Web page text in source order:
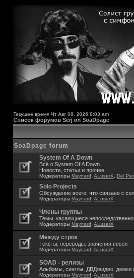
Текущее время Чт Авг 06, 2026 8:03 am
Список форумов Serj on SoaDpage
SoaDpage forum
System Of A Down
Всё о System Of A Down.
Новости, статьи и прочее.
Модераторы Maynard ALuserX Del
Solo Projects
Обсуждение всего, что связано с
Модераторы Maynard ALuserX
Члены группы
Темы, касающиеся непосредственно
Модераторы Maynard ALuserX
Между строк
Тексты, переводы. значения песен
Модераторы Maynard ALuserX
SOAD - релизы
Альбомы, синглы, ДВД/видео, демки
Модераторы Maynard ALuserX